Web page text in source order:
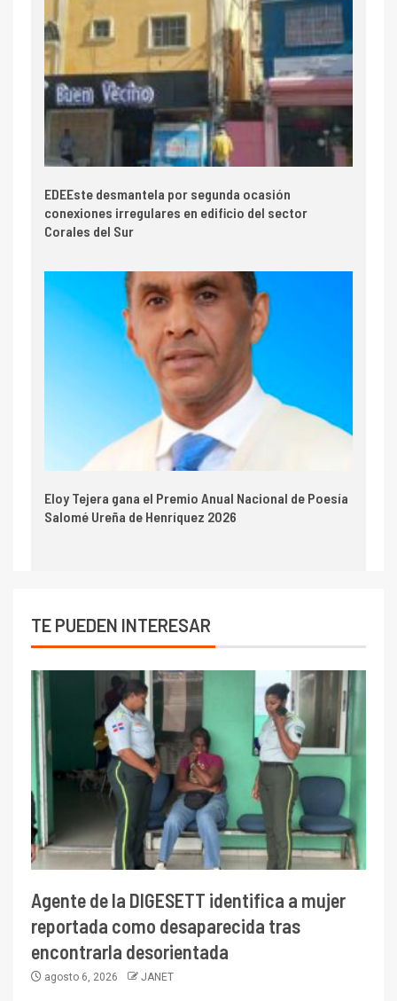
EDEEste desmantela por segunda ocasión
conexiones irregulares en edificio del sector
Corales del Sur
Eloy Tejera gana el Premio Anual Nacional de Poesía
Salomé Ureña de Henríquez 2026
TE PUEDEN INTERESAR
Agente de la DIGESETT identifica a mujer
reportada como desaparecida tras
encontrarla desorientada
agosto 6, 2026 JANET